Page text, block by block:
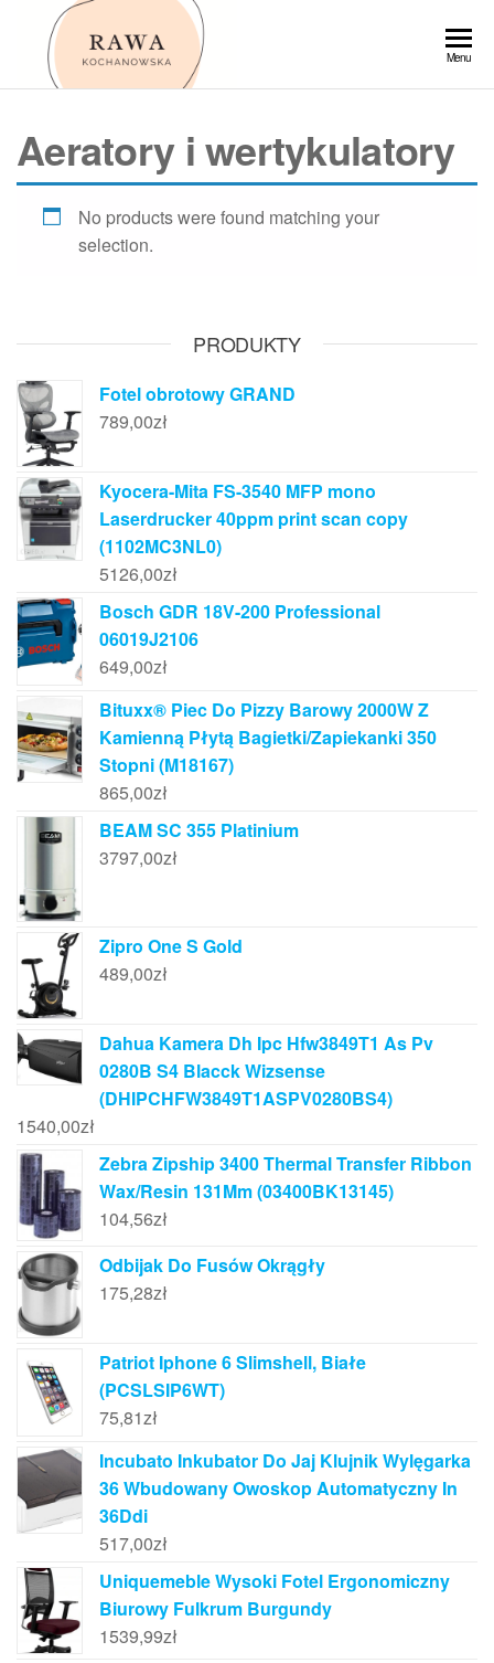
Przejdź
Menu
Aeratory i wertykulatory
No products were found matching your
selection.
PRODUKTY
Fotel obrotowy GRAND
789,00zł
Kyocera-Mita FS-3540 MFP mono
Laserdrucker 40ppm print scan copy
(1102MC3NL0)
5126,00zł
Bosch GDR 18V-200 Professional
06019J2106
649,00zł
Bituxx® Piec Do Pizzy Barowy 2000W Z
Kamienną Płytą Bagietki/Zapiekanki 350
Stopni (M18167)
865,00zł
BEAM SC 355 Platinium
3797,00zł
Zipro One S Gold
489,00zł
Dahua Kamera Dh Ipc Hfw3849T1 As Pv
0280B S4 Blacck Wizsense
(DHIPCHFW3849T1ASPV0280BS4)
1540,00zł
Zebra Zipship 3400 Thermal Transfer Ribbon
Wax/Resin 131Mm (03400BK13145)
104,56zł
Odbijak Do Fusów Okrągły
175,28zł
Patriot Iphone 6 Slimshell, Białe
(PCSLSIP6WT)
75,81zł
Incubato Inkubator Do Jaj Klujnik Wylęgarka
36 Wbudowany Owoskop Automatyczny In
36Ddi
517,00zł
Uniquemeble Wysoki Fotel Ergonomiczny
Biurowy Fulkrum Burgundy
1539,99zł